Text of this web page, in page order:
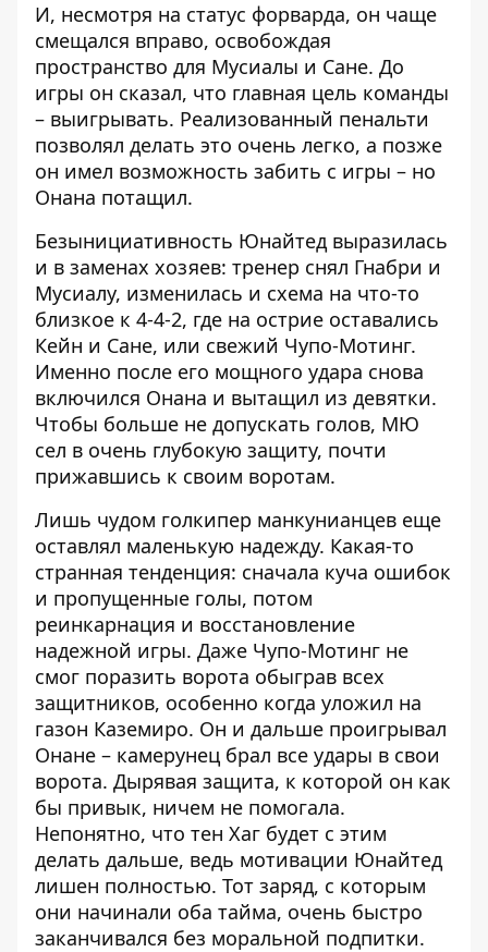
И, несмотря на статус форварда, он чаще
смещался вправо, освобождая
пространство для Мусиалы и Сане. До
игры он сказал, что главная цель команды
– выигрывать. Реализованный пенальти
позволял делать это очень легко, а позже
он имел возможность забить с игры – но
Онана потащил.
Безынициативность Юнайтед выразилась
и в заменах хозяев: тренер снял Гнабри и
Мусиалу, изменилась и схема на что-то
близкое к 4-4-2, где на острие оставались
Кейн и Сане, или свежий Чупо-Мотинг.
Именно после его мощного удара снова
включился Онана и вытащил из девятки.
Чтобы больше не допускать голов, МЮ
сел в очень глубокую защиту, почти
прижавшись к своим воротам.
Лишь чудом голкипер манкунианцев еще
оставлял маленькую надежду. Какая-то
странная тенденция: сначала куча ошибок
и пропущенные голы, потом
реинкарнация и восстановление
надежной игры. Даже Чупо-Мотинг не
смог поразить ворота обыграв всех
защитников, особенно когда уложил на
газон Каземиро. Он и дальше проигрывал
Онане – камерунец брал все удары в свои
ворота. Дырявая защита, к которой он как
бы привык, ничем не помогала.
Непонятно, что тен Хаг будет с этим
делать дальше, ведь мотивации Юнайтед
лишен полностью. Тот заряд, с которым
они начинали оба тайма, очень быстро
заканчивался без моральной подпитки.